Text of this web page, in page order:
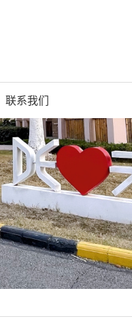
联系我们